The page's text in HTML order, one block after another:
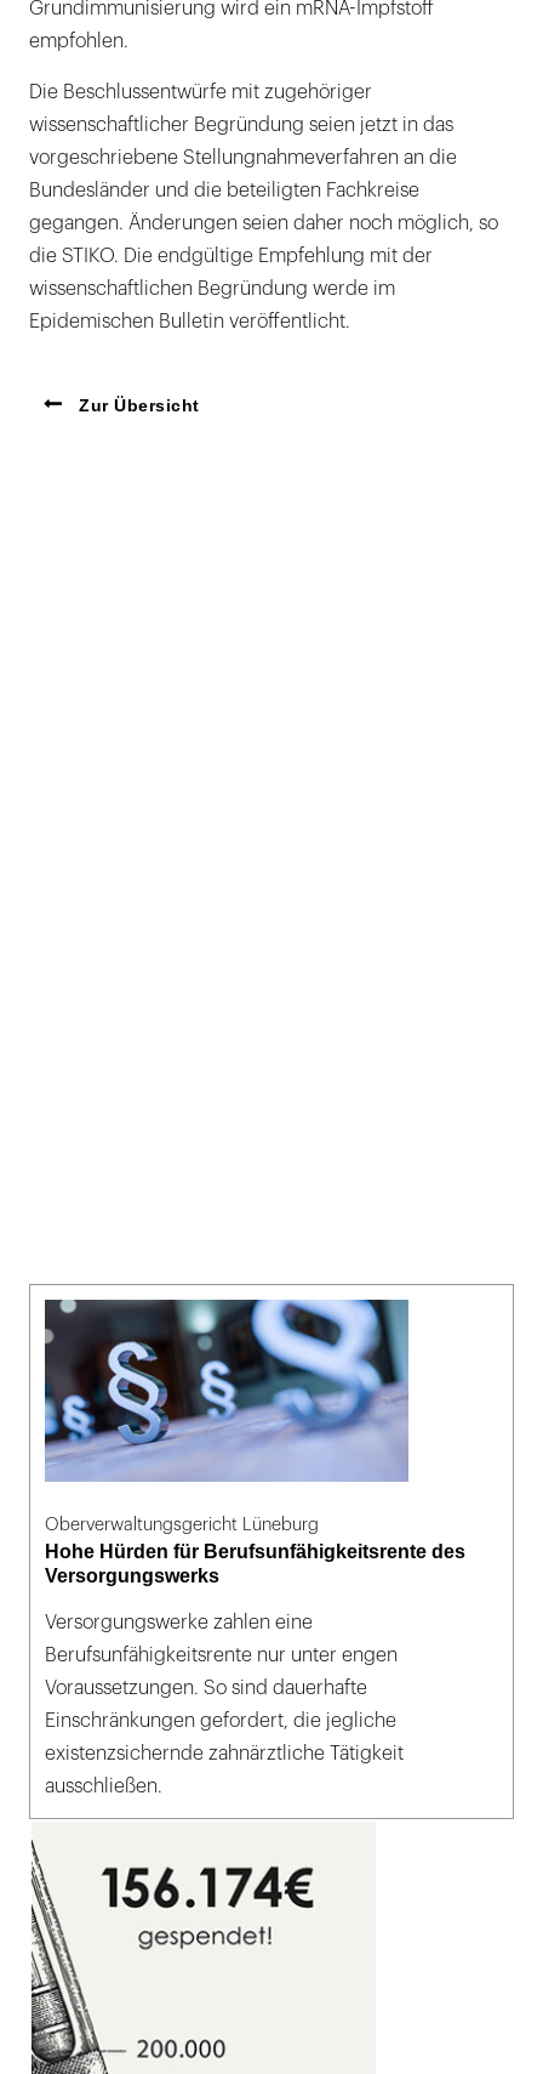
Grundimmunisierung wird ein mRNA-Impfstoff
empfohlen.
Die Beschlussentwürfe mit zugehöriger
wissenschaftlicher Begründung seien jetzt in das
vorgeschriebene Stellungnahmeverfahren an die
Bundesländer und die beteiligten Fachkreise
gegangen. Änderungen seien daher noch möglich, so
die STIKO. Die endgültige Empfehlung mit der
wissenschaftlichen Begründung werde im
Epidemischen Bulletin veröffentlicht.
Zur Übersicht
Oberverwaltungsgericht Lüneburg
Hohe Hürden für Berufsunfähigkeitsrente des
Versorgungswerks
Versorgungswerke zahlen eine
Berufsunfähigkeitsrente nur unter engen
Voraussetzungen. So sind dauerhafte
Einschränkungen gefordert, die jegliche
existenzsichernde zahnärztliche Tätigkeit
ausschließen.